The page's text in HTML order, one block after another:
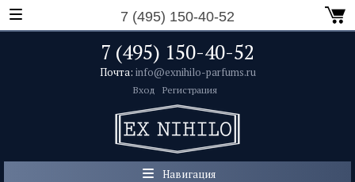
7 (495) 150-40-52
7 (495) 150-40-52
Почта: info@exnihilo-parfums.ru
Вход Регистрация
Навигация